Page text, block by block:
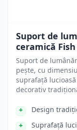
Suport de
ceramică
Suport de
pește, cu
suprafață
decorativ
Design
Suprafață